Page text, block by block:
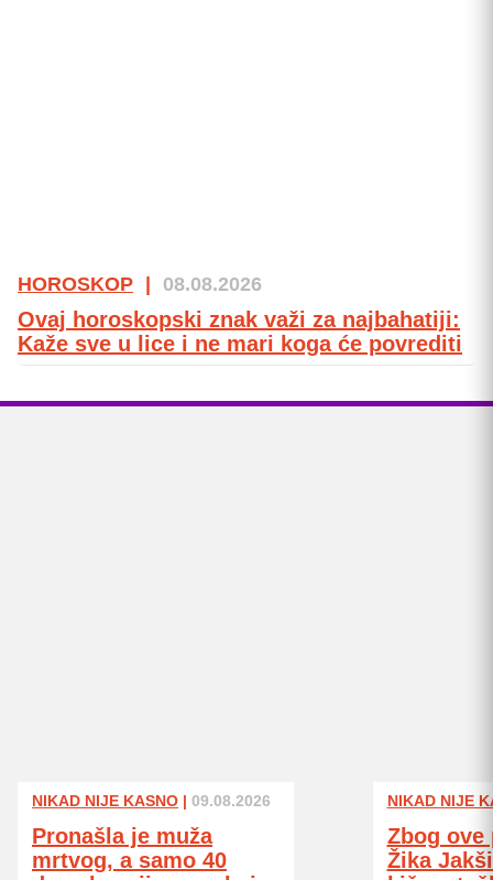
HOROSKOP | 08.08.2026
Ovaj horoskopski znak važi za najbahatiji:
Kaže sve u lice i ne mari koga će povrediti
NIKAD NIJE KASNO | 09.08.2026
Pronašla je muža
mrtvog, a samo 40
NIKAD NIJE
Zbog ove
Žika